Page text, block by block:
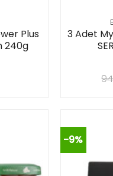
Plus
240g
3 Adet
-9%